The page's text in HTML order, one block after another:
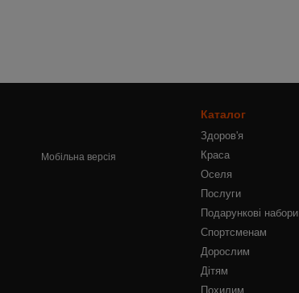
Мобільна версія
Каталог
Здоров'я
Краса
Оселя
Послуги
Подарункові набори
Спортсменам
Дорослим
Дітям
Похилим